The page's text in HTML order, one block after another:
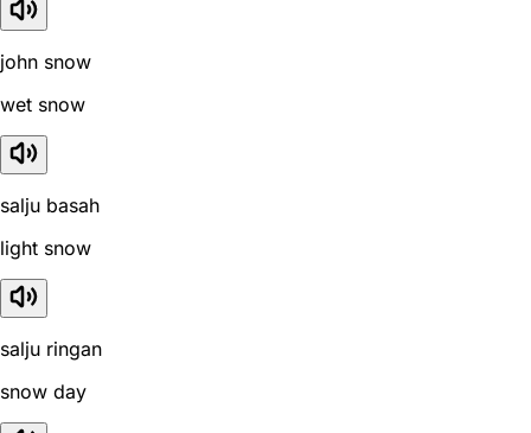
john snow
wet snow
salju basah
light snow
salju ringan
snow day